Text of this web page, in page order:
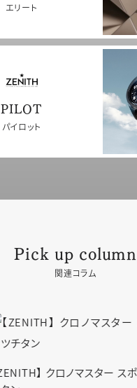
エリート
PILOT
パイロット
Pick up column
関連コラム